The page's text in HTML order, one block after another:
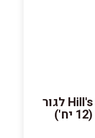
פאוצ' מזון Hill's Science Plan לגור